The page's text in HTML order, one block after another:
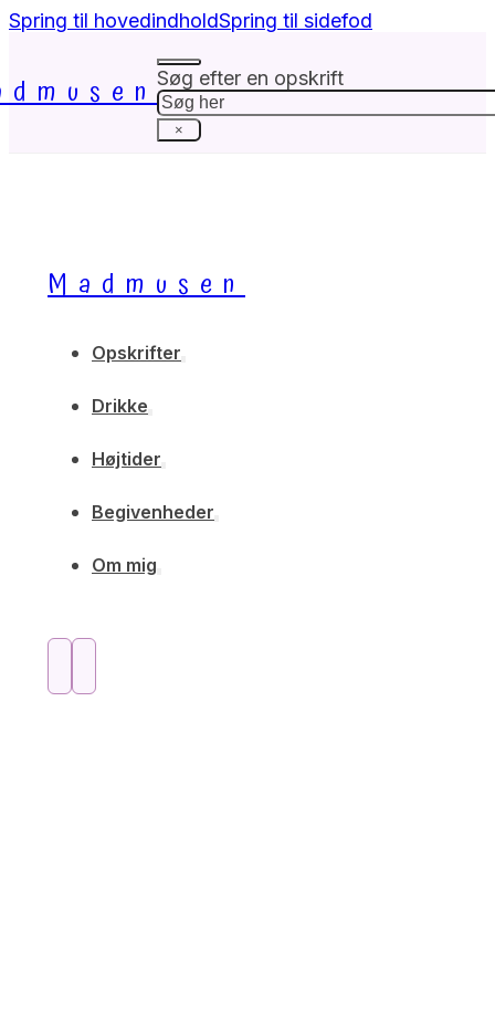
Spring til hovedindholdSpring til sidefod
Søg efter en opskrift
Søg
×
Madmusen
Opskrifter
Drikke
Højtider
Begivenheder
Om mig